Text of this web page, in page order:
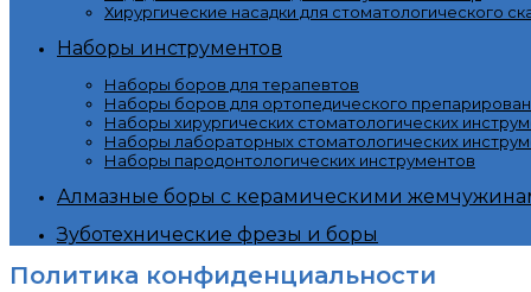
Хирургические насадки для стоматологического
Наборы инструментов
Наборы боров для терапевтов
Наборы боров для ортопедического
Наборы хирургических стоматологических
Наборы лабораторных стоматологических
Наборы пародонтологических инструментов
Алмазные боры с керамическими
Зуботехнические фрезы и боры
Политика конфиденциальности